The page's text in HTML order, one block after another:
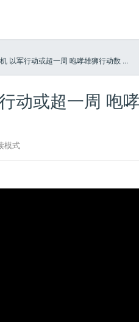
以军行动或超一周 咆哮雄狮行动数 ...
动或超一周 咆
模式